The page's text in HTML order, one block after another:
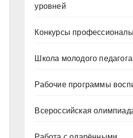
уровней
Конкурсы
Школа молодого
Рабочие программы
Всероссийская